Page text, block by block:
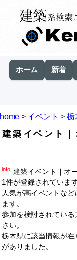
ホーム 新着
home > イベント > 栃
建築イベント
info 建築イベント｜オ
1件が登録されています
人気が高イベントな
ます。
参加を検討されてい
さい。
栃木県に該当情報が
がありました。